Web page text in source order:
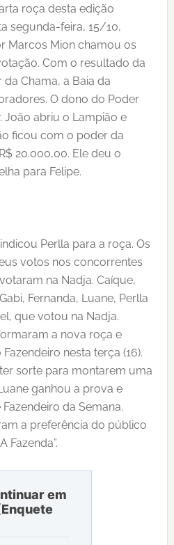
roça desta edição
segunda-feira, 15/10,
Marcos Mion chamou os
Com o resultado da
Chama, a Baia da
O dono do Poder
abriu o Lampião e
ficou com o poder da
20.000,00. Ele deu o
para Felipe.
Perlla para a roça. Os
votos nos concorrentes
na Nadja. Caíque,
Fernanda, Luane, Perlla
que votou na Nadja.
a nova roça e
nesta terça (16).
sorte para montarem uma
ganhou a prova e
da Semana.
a preferência do público
Fazenda”.
em